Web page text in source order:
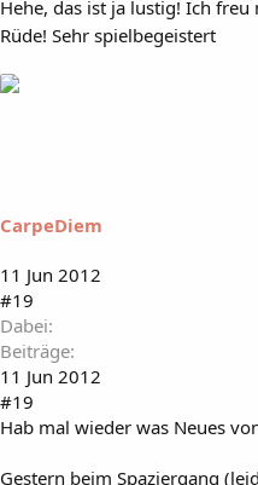
Hehe, das ist ja lustig! Ich
Rüde! Sehr spielbegeistert
CarpeDiem
11 Jun 2012
#19
Dabei
Beiträge
11 Jun 2012
#19
Hab mal wieder was Neues
Gestern beim Spaziergang